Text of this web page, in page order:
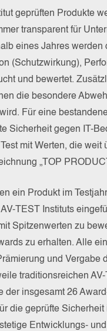
geprüften Produkte
transparent für
eines Jahres
(Schutzwirkung),
und bewertet.
die besondere
Für eine
Sicherheit gegen IT-
mit Werten, die
„TOP
ein Produkt im
TEST Instituts
Spitzenwerten zu
zu erhalten. Alle
und Vergabe
traditionsreichen
der insgesamt 26
die geprüfte
Entwicklungs-